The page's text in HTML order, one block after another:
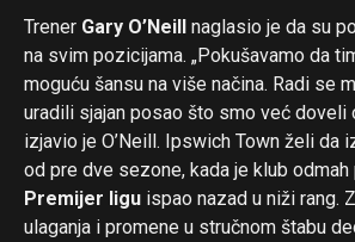
Trener Gary O’Neill naglasio je da su
na svim pozicijama. „Pokušavamo da
moguću šansu na više načina. Radi se
uradili sjajan posao što smo već doveli
izjavio je O’Neill. Ipswich Town želi da
od pre dve sezone, kada je klub odmah
Premijer ligu ispao nazad u niži rang.
ulaganja i promene u stručnom štabu